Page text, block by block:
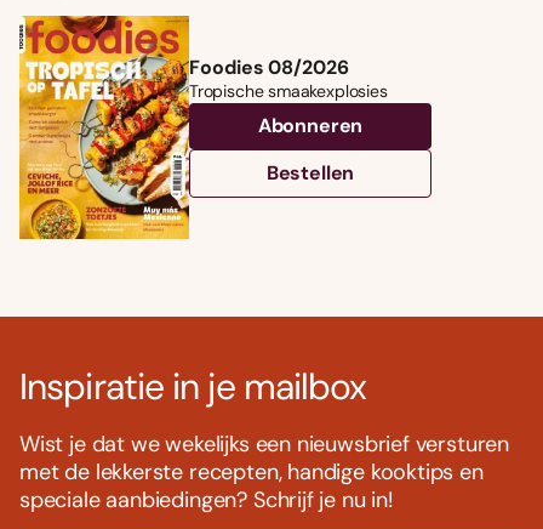
Foodies 08/2026
Tropische smaakexplosies
Abonneren
Bestellen
Inspiratie in je mailbox
Wist je dat we wekelijks een nieuwsbrief versturen
met de lekkerste recepten, handige kooktips en
speciale aanbiedingen? Schrijf je nu in!